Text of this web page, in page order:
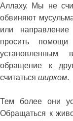
Аллаху. Мы не
обвиняют
или
просить
установленным
обращение к
считаться ширком.
Тем более они
Обращаться к